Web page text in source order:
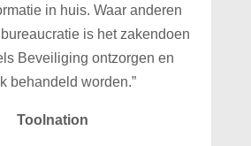
in huis. Waar anderen
is het zakendoen
Beveiliging ontzorgen en
behandeld worden.”
Toolnation